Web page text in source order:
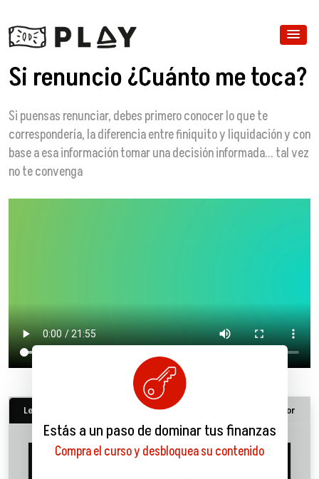
Si renuncio ¿Cuánto me toca?
Si puensas renunciar, debes primero conocer lo que te
correspondería, la diferencia entre finiquito y liquidación y con
base a esa información tomar una decisión informada... tal vez
no te convenga
Lecciones Descargables Sobre tu mentor
0. Voy a renunciar ¿Cuánto
Estás a un paso de dominar tus finanzas
Compra el curso y desbloquea su contenido